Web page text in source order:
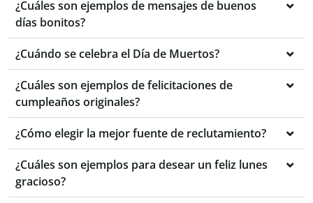
¿Cuáles son ejemplos de mensajes de buenos
días bonitos?
¿Cuándo se celebra el Día de Muertos?
¿Cuáles son ejemplos de felicitaciones de
cumpleaños originales?
¿Cómo elegir la mejor fuente de reclutamiento?
¿Cuáles son ejemplos para desear un feliz lunes
gracioso?